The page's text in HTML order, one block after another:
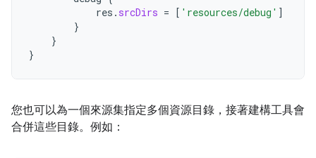
res . srcDirs = [ 'resources/debug' ]
}
}
}
您也可以為一個來源集指定多個資源目錄，接著建構工具會
合併這些目錄。例如：